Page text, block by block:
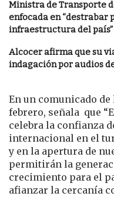
Ministra de Transporte
enfocada en “destrabar
infraestructura del país”
Alcocer afirma que su
indagación por audios
En un comunicado
febrero, señala que
celebra la confianza
internacional en el
y en la apertura de
permitirán la
crecimiento para el
afianzar la cercanía